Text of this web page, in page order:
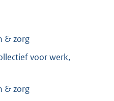
& zorg
voor werk,
& zorg